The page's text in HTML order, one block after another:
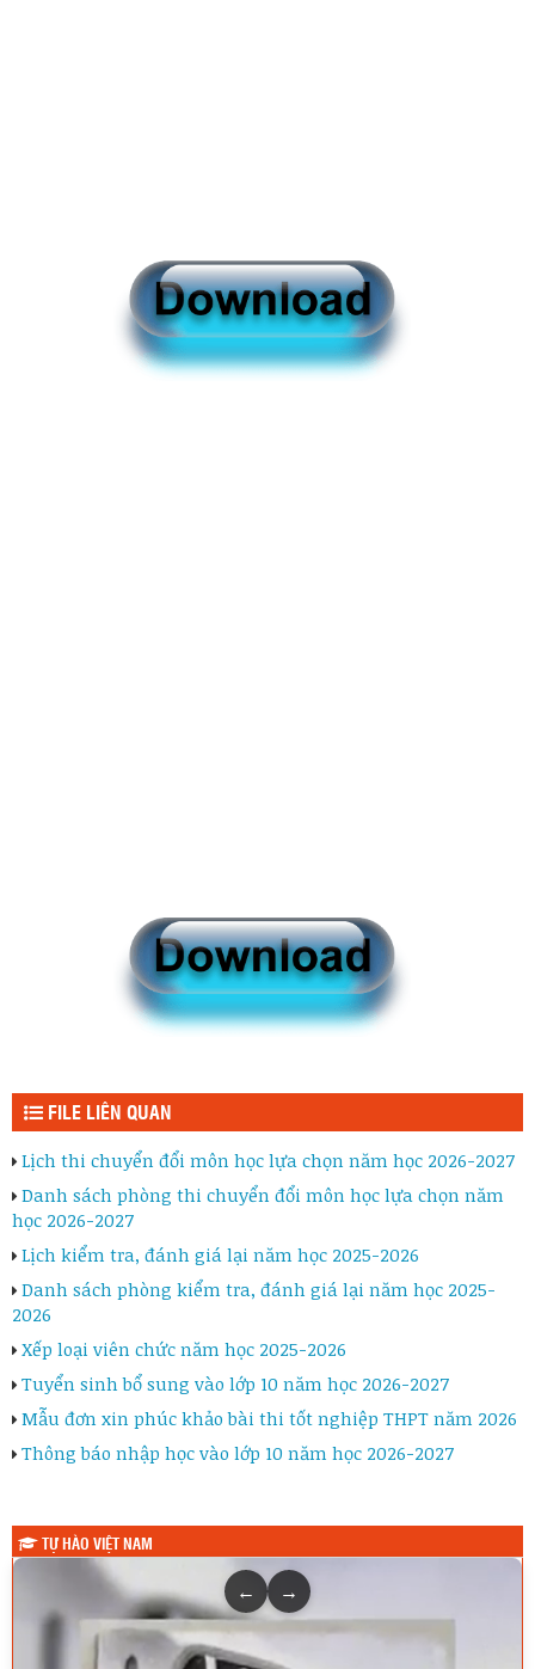
FILE LIÊN QUAN
Lịch thi chuyển đổi môn học lựa chọn năm học 2026-2027
Danh sách phòng thi chuyển đổi môn học lựa chọn năm
học 2026-2027
Lịch kiểm tra, đánh giá lại năm học 2025-2026
Danh sách phòng kiểm tra, đánh giá lại năm học 2025-
2026
Xếp loại viên chức năm học 2025-2026
Tuyển sinh bổ sung vào lớp 10 năm học 2026-2027
Mẫu đơn xin phúc khảo bài thi tốt nghiệp THPT năm 2026
Thông báo nhập học vào lớp 10 năm học 2026-2027
TỰ HÀO VIỆT NAM
← →